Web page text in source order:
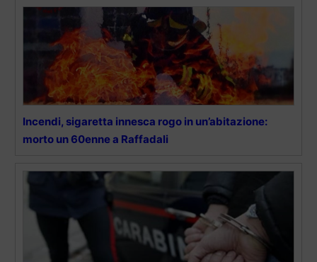
Incendi, sigaretta innesca rogo in un’abitazione:
morto un 60enne a Raffadali